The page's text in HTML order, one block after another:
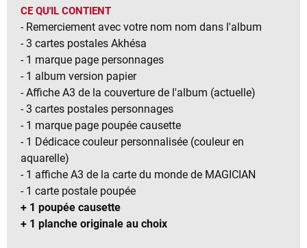
CE QU'IL CONTIENT
- Remerciement avec votre nom nom dans l'album
- 3 cartes postales Akhésa
- 1 marque page personnages
- 1 album version papier
- Affiche A3 de la couverture de l'album (actuelle)
- 3 cartes postales personnages
- 1 marque page poupée causette
- 1 Dédicace couleur personnalisée (couleur en
aquarelle)
- 1 affiche A3 de la carte du monde de MAGICIAN
- 1 carte postale poupée
+ 1 poupée causette
+ 1 planche originale au choix